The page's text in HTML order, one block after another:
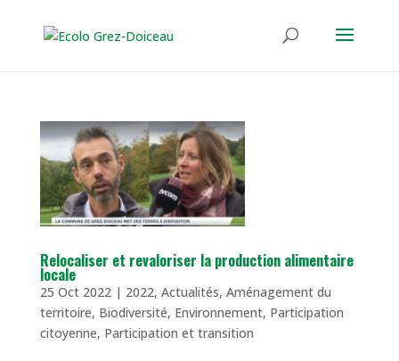
Relocaliser et revaloriser la production alimentaire
locale
25 Oct 2022| 2022, Actualités, Aménagement du
territoire, Biodiversité, Environnement, Participation
citoyenne, Participation et transition